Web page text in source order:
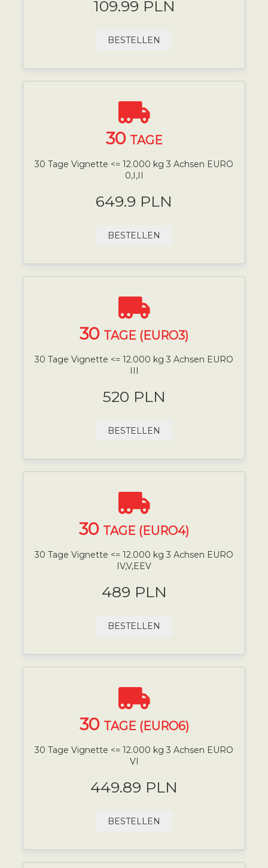
109.99 PLN
BESTELLEN
30 TAGE
30 Tage Vignette <= 12.000 kg 3 Achsen EURO
0,I,II
649.9 PLN
BESTELLEN
30 TAGE (EURO3)
30 Tage Vignette <= 12.000 kg 3 Achsen EURO
520 PLN
BESTELLEN
30 TAGE (EURO4)
30 Tage Vignette <= 12.000 kg 3 Achsen EURO
IV,V,EEV
489 PLN
BESTELLEN
30 TAGE (EURO6)
30 Tage Vignette <= 12.000 kg 3 Achsen EURO
VI
449.89 PLN
BESTELLEN